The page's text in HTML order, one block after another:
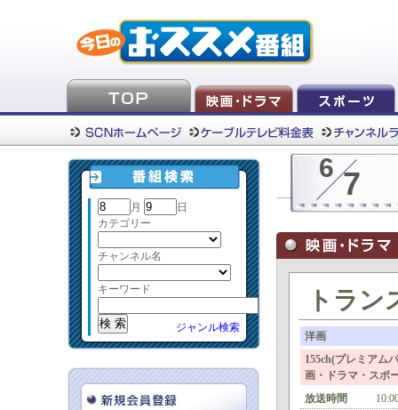
月
日
カテゴリー
チャンネル名
キーワード
ジャンル検索
6 7
トラン
洋画
155ch(プレミア
画・ドラマ・スポ
放送時間